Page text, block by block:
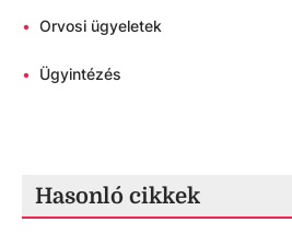
• Orvosi ügyeletek
• Ügyintézés
Hasonló cikkek